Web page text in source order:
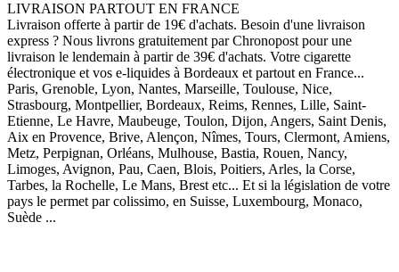
LIVRAISON PARTOUT EN FRANCE
Livraison offerte à partir de 19€ d'achats. Besoin d'une livraison
express ? Nous livrons gratuitement par Chronopost pour une
livraison le lendemain à partir de 39€ d'achats. Votre cigarette
électronique et vos e-liquides à Bordeaux et partout en France...
Paris, Grenoble, Lyon, Nantes, Marseille, Toulouse, Nice,
Strasbourg, Montpellier, Bordeaux, Reims, Rennes, Lille, Saint-
Etienne, Le Havre, Maubeuge, Toulon, Dijon, Angers, Saint Denis,
Aix en Provence, Brive, Alençon, Nîmes, Tours, Clermont, Amiens,
Metz, Perpignan, Orléans, Mulhouse, Bastia, Rouen, Nancy,
Limoges, Avignon, Pau, Caen, Blois, Poitiers, Arles, la Corse,
Tarbes, la Rochelle, Le Mans, Brest etc... Et si la législation de votre
pays le permet par colissimo, en Suisse, Luxembourg, Monaco,
Suède ...